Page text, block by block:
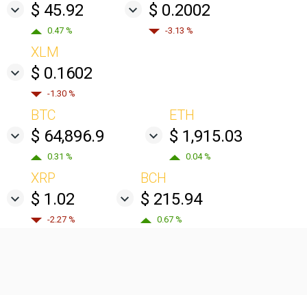
$ 45.92
0.47 %
$ 0.2002
-3.13 %
XLM
$ 0.1602
-1.30 %
BTC
$ 64,896.9
0.31 %
ETH
$ 1,915.03
0.04 %
XRP
$ 1.02
-2.27 %
BCH
$ 215.94
0.67 %